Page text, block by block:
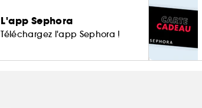
L'app Sephora
Téléchargez l'app Sephora !